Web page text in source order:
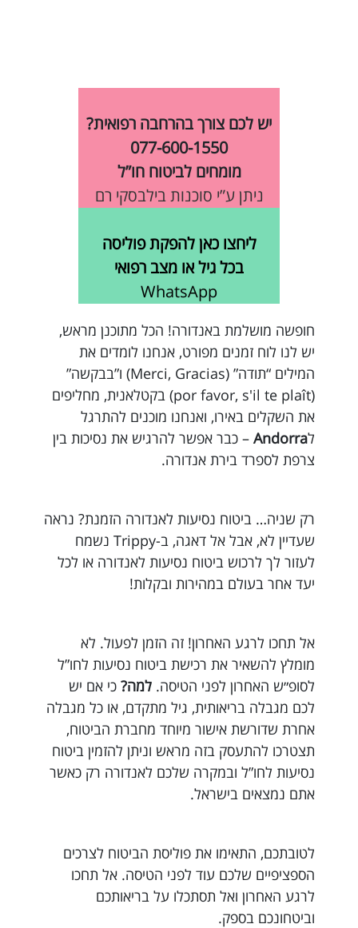
יש לכם צורך בהרחבה רפואית?
077-600-1550
מומחים לביטוח חו”ל
ניתן ע”י סוכנות בילבסקי רם
ליחצו כאן להפקת פוליסה
בכל גיל או מצב רפואי
WhatsApp
חופשה מושלמת באנדורה! הכל מתוכנן מראש,
יש לנו לוח זמנים מפורט, אנחנו לומדים את
המילים “תודה” (Merci, Gracias) ו”בבקשה”
(por favor, s'il te plaît) בקטלאנית, מחליפים
את השקלים באירו, ואנחנו מוכנים להתרגל
לAndorra – כבר אפשר להרגיש את נסיכות בין
צרפת לספרד בירת אנדורה.
רק שניה… ביטוח נסיעות לאנדורה הזמנת? נראה
שעדיין לא, אבל אל דאגה, ב-Trippy נשמח
לעזור לך לרכוש ביטוח נסיעות לאנדורה או לכל
יעד אחר בעולם במהירות ובקלות!
אל תחכו לרגע האחרון! זה הזמן לפעול. לא
מומלץ להשאיר את רכישת ביטוח נסיעות לחו”ל
לסופ״ש האחרון לפני הטיסה. למה? כי אם יש
לכם מגבלה בריאותית, גיל מתקדם, או כל מגבלה
אחרת שדורשת אישור מיוחד מחברת הביטוח,
תצטרכו להתעסק בזה מראש וניתן להזמין ביטוח
נסיעות לחו”ל ובמקרה שלכם לאנדורה רק כאשר
אתם נמצאים בישראל.
לטובתכם, התאימו את פוליסת הביטוח לצרכים
הספציפיים שלכם עוד לפני הטיסה. אל תחכו
לרגע האחרון ואל תסתכלו על בריאותכם
וביטחונכם בספק.